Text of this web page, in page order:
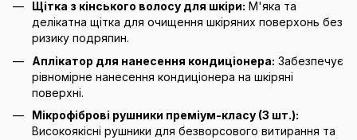
Щітка з кінського волосу для шкіри: М'яка та
делікатна щітка для очищення шкіряних поверхонь без
ризику подряпин.
Аплікатор для нанесення кондиціонера: Забезпечує
рівномірне нанесення кондиціонера на шкіряні
поверхні.
Мікрофіброві рушники преміум-класу (3 шт.):
Високоякісні рушники для безворсового витирання та